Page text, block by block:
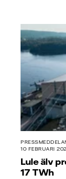
10 FEBRUARI
Lule älv
17 TWh